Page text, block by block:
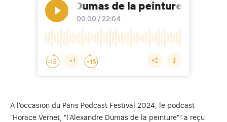
A l'occasion du Paris Podcast Festival 2024, le podcast
"Horace Vernet, "l'Alexandre Dumas de la peinture"" a reçu